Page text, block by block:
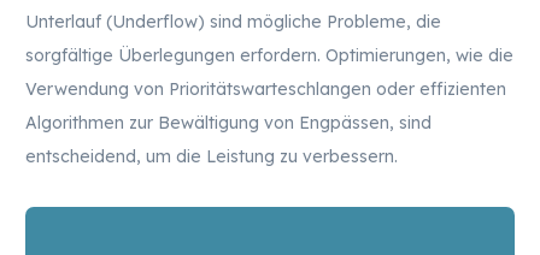
Unterlauf (Underflow) sind mögliche Probleme, die
sorgfältige Überlegungen erfordern. Optimierungen, wie die
Verwendung von Prioritätswarteschlangen oder effizienten
Algorithmen zur Bewältigung von Engpässen, sind
entscheidend, um die Leistung zu verbessern.